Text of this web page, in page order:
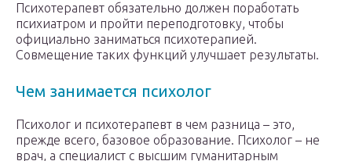
Психотерапевт обязательно должен поработать
психиатром и пройти переподготовку, чтобы
официально заниматься психотерапией.
Совмещение таких функций улучшает результаты.
Чем занимается психолог
Психолог и психотерапевт в чем разница – это,
прежде всего, базовое образование. Психолог – не
врач, а специалист с высшим гуманитарным